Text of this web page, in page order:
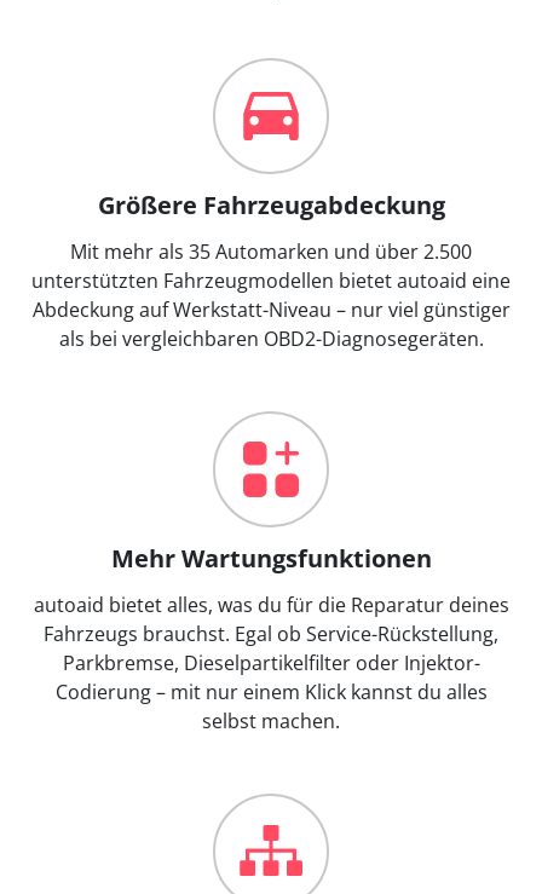
Größere Fahrzeugabdeckung
Mit mehr als 35 Automarken und über 2.500
unterstützten Fahrzeugmodellen bietet autoaid eine
Abdeckung auf Werkstatt-Niveau – nur viel günstiger
als bei vergleichbaren OBD2-Diagnosegeräten.
Mehr Wartungsfunktionen
autoaid bietet alles, was du für die Reparatur deines
Fahrzeugs brauchst. Egal ob Service-Rückstellung,
Parkbremse, Dieselpartikelfilter oder Injektor-
Codierung – mit nur einem Klick kannst du alles
selbst machen.